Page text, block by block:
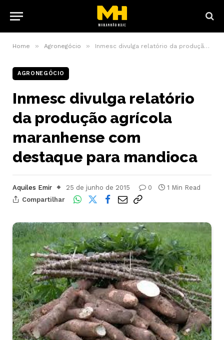
Home » Agronegócio » Inmesc divulga relatório da produção agrícola maranhense com destaque para mandioca
AGRONEGÓCIO
Inmesc divulga relatório
da produção agrícola
maranhense com
destaque para mandioca
Aquiles Emir 25 de junho de 2015 0
1 Min Read
Compartilhar